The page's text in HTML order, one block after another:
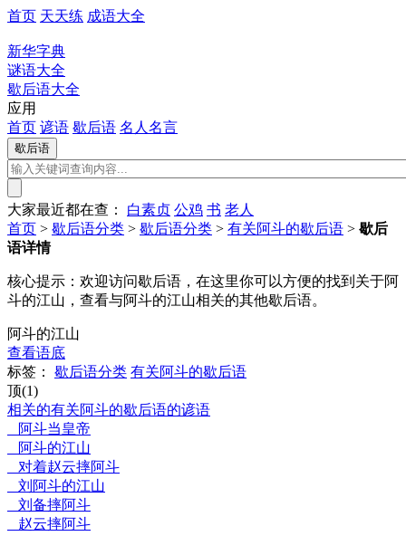
首页 天天练 成语大全
新华字典
谜语大全
歇后语大全
应用
首页 谚语 歇后语 名人名言
大家最近都在查： 白素贞 公鸡 书 老人
首页 > 歇后语分类 > 歇后语分类 > 有关阿斗的歇后语 > 歇后
语详情
核心提示： 欢迎访问歇后语，在这里你可以方便的找到关于阿
斗的江山，查看与阿斗的江山相关的其他歇后语。
阿斗的江山
查看语底
标签：
歇后语分类 有关阿斗的歇后语
顶(1)
相关的有关阿斗的歇后语的谚语
阿斗当皇帝
阿斗的江山
对着赵云摔阿斗
刘阿斗的江山
刘备摔阿斗
赵云摔阿斗